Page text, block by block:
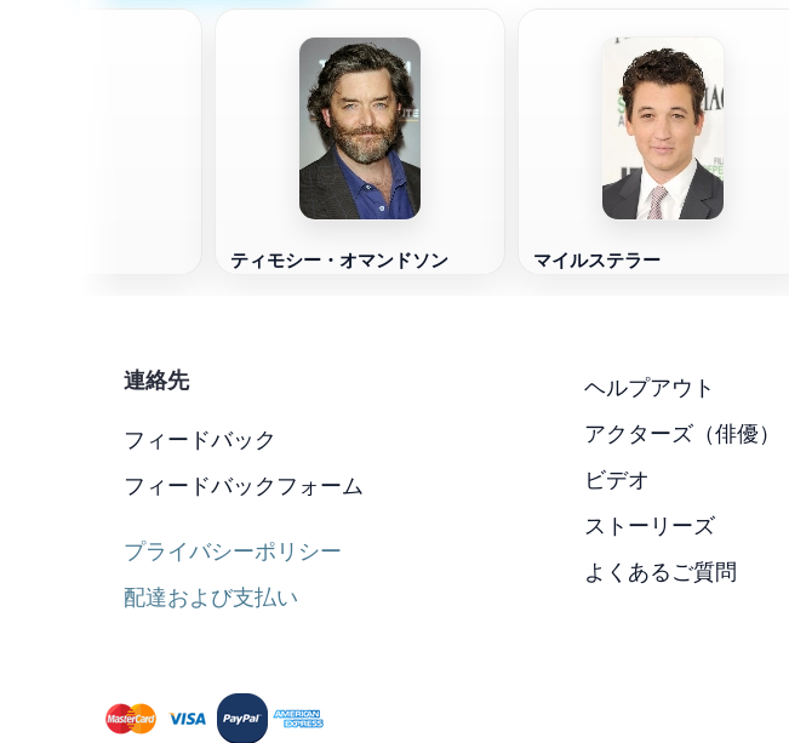
ティモシー・オマンドソン マイルステラー
連絡先
フィードバック
フィードバックフォーム
プライバシーポリシー
配達および支払い
ヘルプアウト
アクターズ（俳優）
ビデオ
ストーリーズ
よくあるご質問